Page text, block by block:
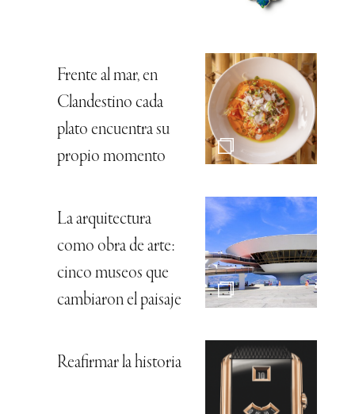
Frente al mar, en
Clandestino cada
plato encuentra su
propio momento
La arquitectura
como obra de arte:
cinco museos que
cambiaron el paisaje
Reafirmar la historia